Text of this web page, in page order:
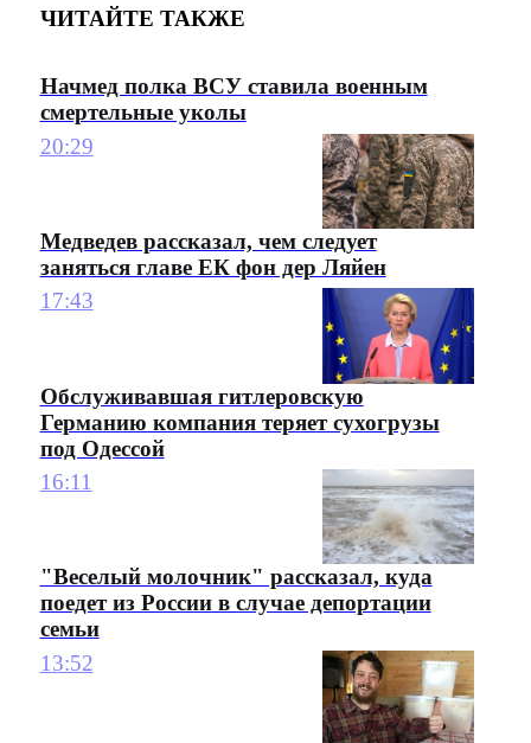
ЧИТАЙТЕ ТАКЖЕ
Начмед полка ВСУ ставила военным
смертельные уколы
20:29
Медведев рассказал, чем следует
заняться главе ЕК фон дер Ляйен
17:43
Обслуживавшая гитлеровскую
Германию компания теряет сухогрузы
под Одессой
16:11
"Веселый молочник" рассказал, куда
поедет из России в случае депортации
семьи
13:52